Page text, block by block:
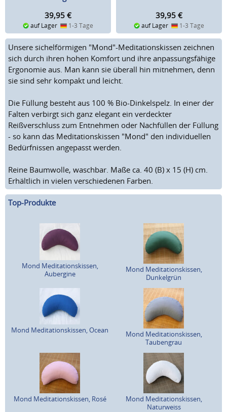
39,95 €
auf Lager 1-3 Tage
39,95 €
auf Lager 1-3 Tage
Unsere sichelförmigen "Mond"-Meditationskissen zeichnen
sich durch ihren hohen Komfort und ihre anpassungsfähige
Ergonomie aus. Man kann sie überall hin mitnehmen, denn
sie sind sehr kompakt und leicht.
Die Füllung besteht aus 100 % Bio-Dinkelspelz. In einer der
Falten verbirgt sich ganz elegant ein verdeckter
Reißverschluss zum Entnehmen oder Nachfüllen der Füllung
- so kann das Meditationskissen "Mond" den individuellen
Bedürfnissen angepasst werden.
Reine Baumwolle, waschbar. Maße ca. 40 (B) x 15 (H) cm.
Erhältlich in vielen verschiedenen Farben.
Top-Produkte
Mond Meditationskissen,
Aubergine
Mond Meditationskissen,
Dunkelgrün
Mond Meditationskissen, Ocean
Mond Meditationskissen,
Taubengrau
Mond Meditationskissen, Rosé
Mond Meditationskissen,
Naturweiss